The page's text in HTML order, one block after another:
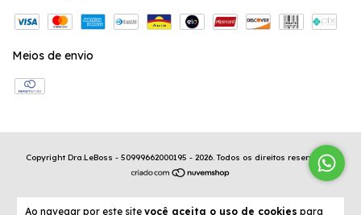
Ao navegar por este site você aceita o uso de cookies para
Meios de envio
Copyright Dra.LeBoss - 50999662000195 - 2026. Todos os direitos reservados.